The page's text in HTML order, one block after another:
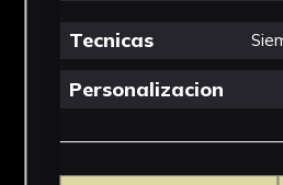
Descargar
Tecnicas
Personalizacion